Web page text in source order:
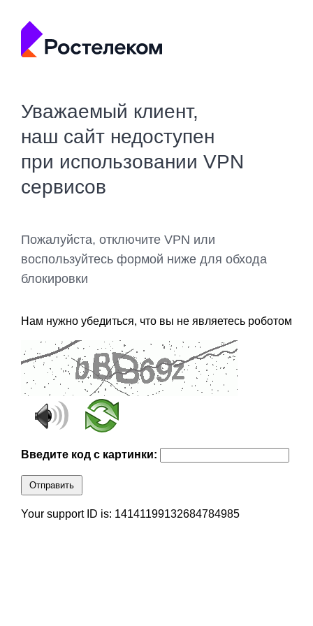
Уважаемый клиент,
наш сайт недоступен
при использовании VPN
сервисов
Пожалуйста, отключите VPN или
воспользуйтесь формой ниже для обхода
блокировки
Нам нужно убедиться, что вы не являетесь роботом
Введите код с картинки:
Отправить
Your support ID is: 14141199132684784985